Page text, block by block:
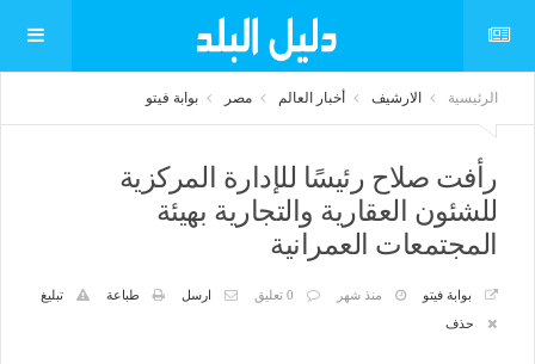
الرئيسية الارشيف أخبار العالم مصر بوابة فيتو
رأفت صلاح رئيسًا للإدارة المركزية
للشئون العقارية والتجارية بهيئة
المجتمعات العمرانية
بوابة فيتو منذ شهر 0 تعليق ارسل طباعة
تبليغ
حذف